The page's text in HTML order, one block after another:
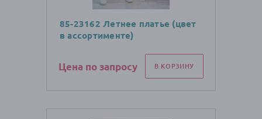
85-23162 Летнее платье (цвет
в ассортименте)
Цена по запросу В КОРЗИНУ